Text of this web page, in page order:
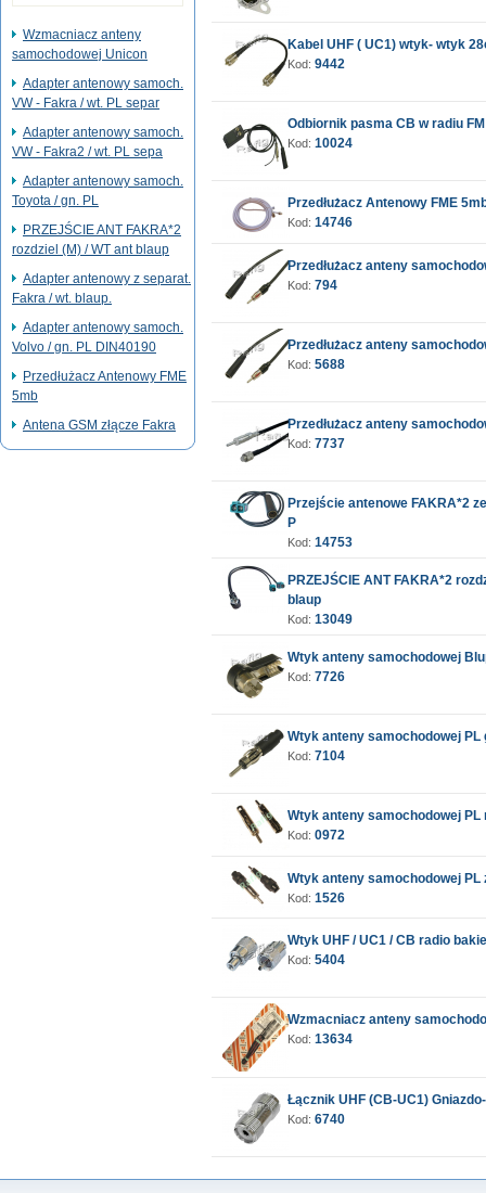
Wzmacniacz anteny
samochodowej Unicon
Adapter antenowy samoch.
VW - Fakra / wt. PL separ
Adapter antenowy samoch.
VW - Fakra2 / wt. PL sepa
Adapter antenowy samoch.
Toyota / gn. PL
PRZEJŚCIE ANT FAKRA*2
rozdziel (M) / WT ant blaup
Adapter antenowy z separat.
Fakra / wt. blaup.
Adapter antenowy samoch.
Volvo / gn. PL DIN40190
Przedłużacz Antenowy FME
5mb
Antena GSM złącze Fakra
Kabel UHF ( UC1) wtyk- wtyk
Kod: 9442
Odbiornik pasma CB w radiu FM
Kod: 10024
Przedłużacz Antenowy FME
Kod: 14746
Przedłużacz anteny
Kod: 794
Przedłużacz anteny
Kod: 5688
Przedłużacz anteny
Kod: 7737
Przejście antenowe FAKRA*2
P
Kod: 14753
PRZEJŚCIE ANT FAKRA*2
blaup
Kod: 13049
Wtyk anteny samochodowej
Kod: 7726
Wtyk anteny samochodowej PL
Kod: 7104
Wtyk anteny samochodowej PL
Kod: 0972
Wtyk anteny samochodowej PL
Kod: 1526
Wtyk UHF / UC1 / CB radio
Kod: 5404
Wzmacniacz anteny
Kod: 13634
Łącznik UHF (CB-UC1)
Kod: 6740